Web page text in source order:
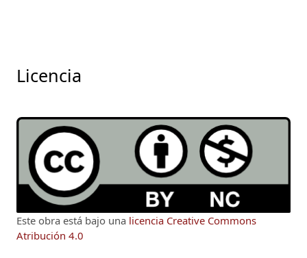
Licencia
Este obra está bajo una licencia Creative Commons
Atribución 4.0